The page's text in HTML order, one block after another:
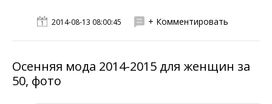
2014-08-13 08:00:45 + Комментировать
Осенняя мода 2014-2015 для женщин за
50, фото